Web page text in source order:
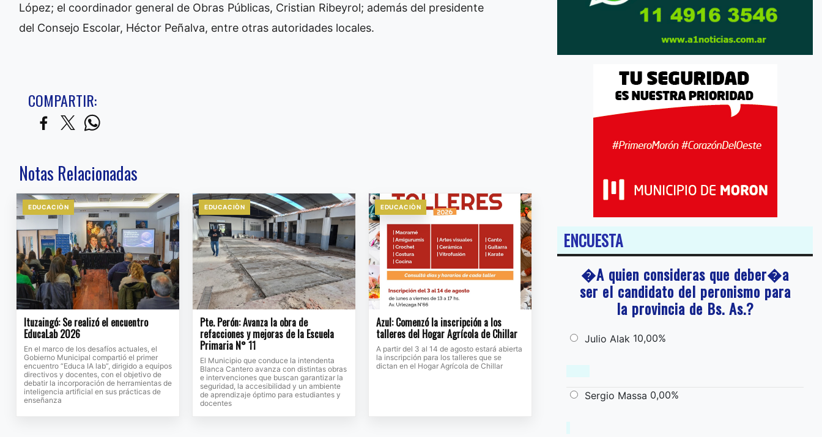
López; el coordinador general de Obras Públicas, Cristian Ribeyrol; además del presidente
del Consejo Escolar, Héctor Peñalva, entre otras autoridades locales.
COMPARTIR:
Notas Relacionadas
EDUCACIÒN
Ituzaingó: Se realizó el encuentro
EducaLab 2026
En el marco de los desafíos actuales, el
Gobierno Municipal compartió el primer
encuentro “Educa IA lab”, dirigido a equipos
directivos y docentes, con el objetivo de
debatir la incorporación de herramientas de
inteligencia artificial en sus prácticas de
enseñanza
EDUCACIÒN
Pte. Perón: Avanza la obra de
refacciones y mejoras de la Escuela
Primaria N° 11
El Municipio que conduce la intendenta
Blanca Cantero avanza con distintas obras
e intervenciones que buscan garantizar la
seguridad, la accesibilidad y un ambiente
de aprendizaje óptimo para estudiantes y
docentes
EDUCACIÒN
Azul: Comenzó la inscripción a los
talleres del Hogar Agrícola de Chillar
A partir del 3 al 14 de agosto estará abierta
la inscripción para los talleres que se
dictan en el Hogar Agrícola de Chillar
ENCUESTA
�A quien consideras que deber�a
ser el candidato del peronismo para
la provincia de Bs. As.?
Julio Alak 10,00%
Sergio Massa 0,00%